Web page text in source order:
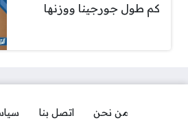
كم طول جورجينا ووزنها
من نحن اتصل بنا